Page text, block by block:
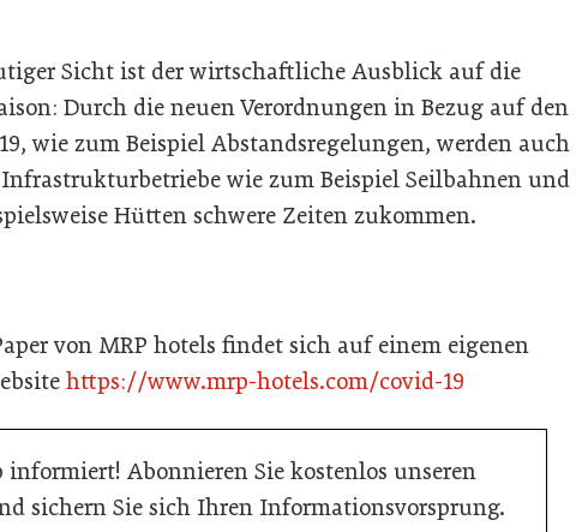
Sicht ist der wirtschaftliche Ausblick auf die
Durch die neuen Verordnungen in Bezug auf den
wie zum Beispiel Abstandsregelungen, werden auch
wie zum Beispiel Seilbahnen und
Hütten schwere Zeiten zukommen.
von MRP hotels findet sich auf einem eigenen
https://www.mrp-hotels.com/covid-19
informiert! Abonnieren Sie kostenlos unseren
sichern Sie sich Ihren Informationsvorsprung.